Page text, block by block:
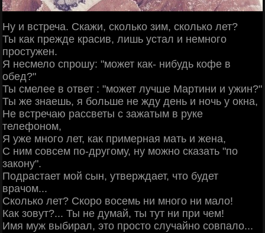
Ну и встреча. Скажи, сколько зим, сколько лет?
Ты как прежде красив, лишь устал и немного
простужен.
Я несмело спрошу: "может как- нибудь кофе в
обед?"
Ты смелее в ответ : "может лучше Мартини и ужин?"
Ты же знаешь, я больше не жду день и ночь у окна,
Не встречаю рассветы с зажатым в руке
телефоном,
Я уже много лет, как примерная мать и жена,
С ним совсем по-другому, ну можно сказать "по
закону".
Подрастает мой сын, утверждает, что будет
врачом...
Сколько лет? Скоро восемь ни много ни мало!
Как зовут?... Ты не думай, ты тут ни при чем!
Имя муж выбирал, это просто случайно совпало...